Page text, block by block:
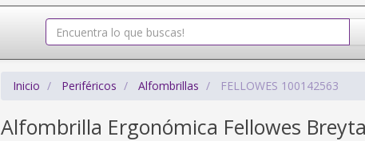
Inicio Periféricos Alfombrillas FELLOWES 100142563
Alfombrilla Ergonómica Fellowes